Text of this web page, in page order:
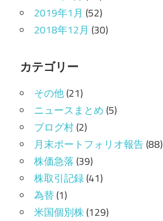
2019年1月 (52)
2018年12月 (30)
カテゴリー
その他(21)
ニュースまとめ(5)
ブログ村(2)
月末ポートフォリオ報告(88)
株価急落(39)
株取引記録(41)
為替(1)
米国個別株(129)